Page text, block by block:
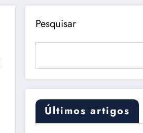
Pesquisar
Últimos artigos